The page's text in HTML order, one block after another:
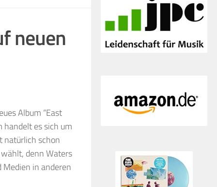
neuen
Album “East
handelt es sich um
natürlich schon
denn Waters
in anderen